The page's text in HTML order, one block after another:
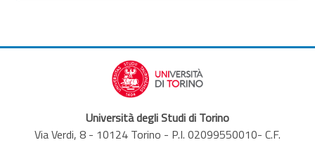
Università degli Studi di Torino
Via Verdi, 8 - 10124 Torino - P.I. 02099550010- C.F.